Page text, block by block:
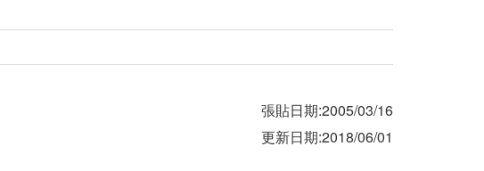
張貼日期:2005/03/16
更新日期:2018/06/01